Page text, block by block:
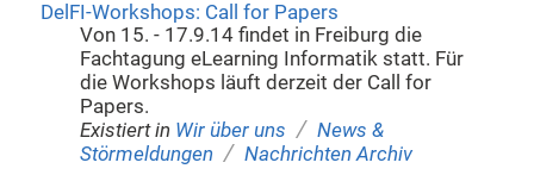
DelFI-Workshops: Call for Papers
Von 15. - 17.9.14 findet in Freiburg die
Fachtagung eLearning Informatik statt. Für
die Workshops läuft derzeit der Call for
Papers.
Existiert in Wir über uns / News &
Störmeldungen / Nachrichten Archiv